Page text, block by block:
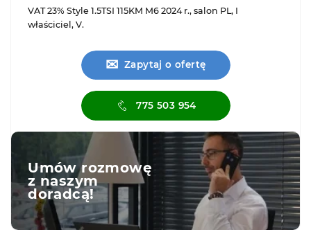
VAT 23% Style 1.5TSI 115KM M6 2024 r., salon PL, I
właściciel, V.
✉ Zapytaj o ofertę
775 503 954
Umów rozmowę
z naszym
doradcą!